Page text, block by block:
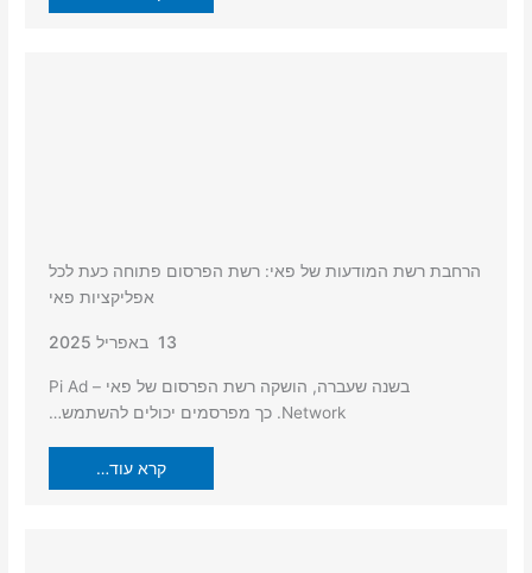
הרחבת רשת המודעות של פאי: רשת הפרסום פתוחה כעת לכל
אפליקציות פאי
13 באפריל 2025
בשנה שעברה, הושקה רשת הפרסום של פאי – Pi Ad
Network. כך מפרסמים יכולים להשתמש…
קרא עוד…